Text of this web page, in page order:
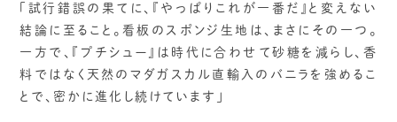
「試行錯誤の果てに、『やっぱりこれが一番だ』と変えない
結論に至ること。看板のスポンジ生地は、まさにその一つ。
一方で、『プチシュー』は時代に合わせて砂糖を減らし、香
料ではなく天然のマダガスカル直輸入のバニラを強めるこ
とで、密かに進化し続けています」